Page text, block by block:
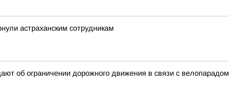
астраханским сотрудникам
об ограничении дорожного движения в связи с велопарадом